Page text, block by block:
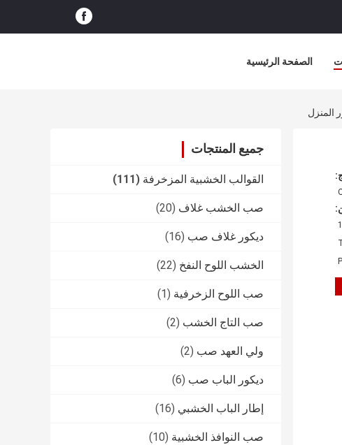
الصفحة الرئيسية
المنزل
جميع المنتجات
القوالب الخشبية المزخرفة (111)
صب الخشب غلاف (20)
ديكور غلاف صب (16)
الخشب اللوح النفخ (22)
صب اللوح الزخرفية (1)
صب التاج الخشب (2)
ولي العهد صب (2)
ديكور الباب صب (6)
إطار الباب الخشبي (16)
صب النوافذ الخشبية (10)